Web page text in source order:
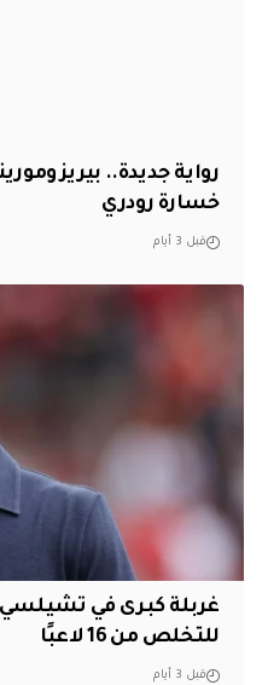
رواية جديدة.. بيريز
خسارة رودري
قبل 3 أيام
غربلة كبرى في
للتخلص من 16 لاعبًا
قبل 3 أيام